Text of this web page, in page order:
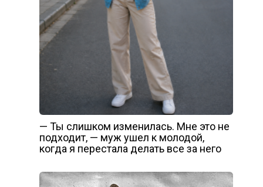
— Ты слишком изменилась. Мне это не
подходит, — муж ушел к молодой,
когда я перестала делать все за него